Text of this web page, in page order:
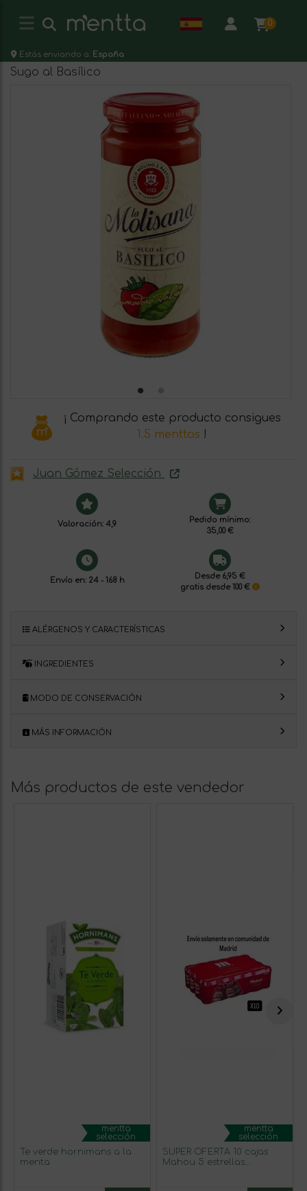
0
Estás enviando a: España
Sugo al Basílico
¡ Comprando este producto consigues
1.5 menttos !
Juan Gómez Selección
Valoración: 4,9
Pedido mínimo:
35,00 €
Envío en: 24 - 168 h
Desde 6,95 €
gratis desde 100 €
ALÉRGENOS Y CARACTERÍSTICAS
INGREDIENTES
MODO DE CONSERVACIÓN
MÁS INFORMACIÓN
Más productos de este vendedor
mentta
selección
Te verde hornimans a la
menta
mentta
selección
SÚPER OFERTA 10 cajas
Mahou 5 estrellas